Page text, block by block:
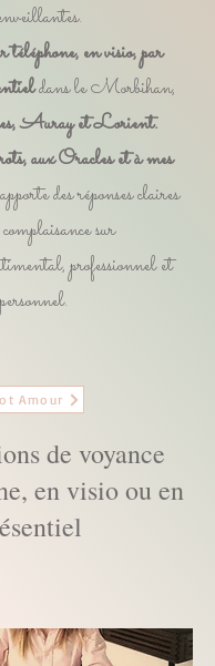
téléphone, en visio, par
dans le Morbihan,
Auray et Lorient.
aux Oracles et à mes
des réponses claires
sur
professionnel et
personnel.
de voyance
en visio ou en
Amour